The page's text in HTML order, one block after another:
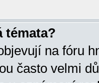
témata?
na fóru
často velmi